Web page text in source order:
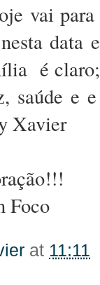
vai
data
é
saúde e
Xavier
Foco
at 11:11